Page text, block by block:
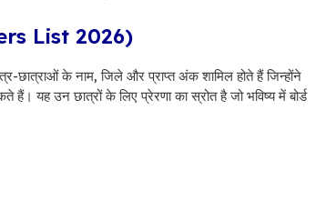
List 2026)
छात्राओं के नाम, जिले और प्राप्त अंक शामिल होते हैं जिन्होंने
यह उन छात्रों के लिए प्रेरणा का स्रोत है जो भविष्य में बोर्ड